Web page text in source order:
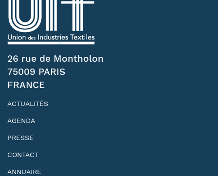
26 rue de Montholon
75009 PARIS
FRANCE
ACTUALITÉS
AGENDA
PRESSE
CONTACT
ANNUAIRE